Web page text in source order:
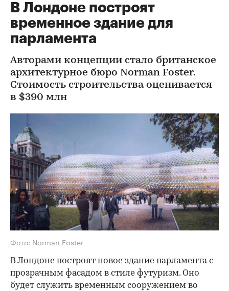
В Лондоне построят
временное здание для
парламента
Авторами концепции стало британское
архитектурное бюро Norman Foster.
Стоимость строительства оценивается
в $390 млн
Фото: Norman Foster
В Лондоне построят новое здание парламента с
прозрачным фасадом в стиле футуризм. Оно
будет служить временным сооружением во